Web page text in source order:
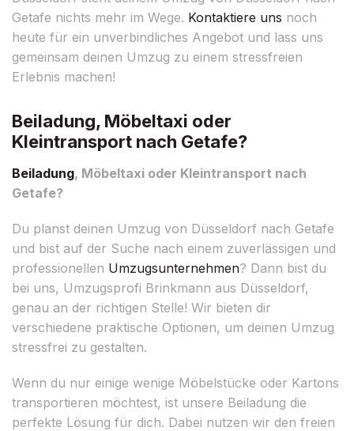
Getafe nichts mehr im Wege. Kontaktiere uns noch
heute für ein unverbindliches Angebot und lass uns
gemeinsam deinen Umzug zu einem stressfreien
Erlebnis machen!
Beiladung, Möbeltaxi oder
Kleintransport nach Getafe?
Beiladung, Möbeltaxi oder Kleintransport nach
Getafe?
Du planst deinen Umzug von Düsseldorf nach Getafe
und bist auf der Suche nach einem zuverlässigen und
professionellen Umzugsunternehmen? Dann bist du
bei uns, Umzugsprofi Brinkmann aus Düsseldorf,
genau an der richtigen Stelle! Wir bieten dir
verschiedene praktische Optionen, um deinen Umzug
stressfrei zu gestalten.
Wenn du nur einige wenige Möbelstücke oder Kartons
transportieren möchtest, ist unsere Beiladung die
perfekte Lösung für dich. Dabei nutzen wir den freien